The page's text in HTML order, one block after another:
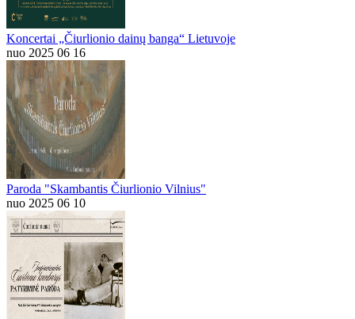
Koncertai „Čiurlionio dainų banga“ Lietuvoje
nuo 2025 06 16
Paroda "Skambantis Čiurlionio Vilnius"
nuo 2025 06 10